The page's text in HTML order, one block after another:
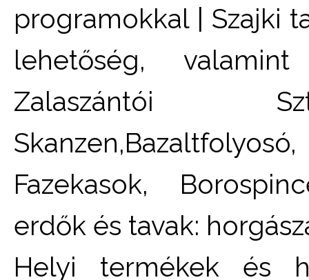
programokkal | Szajki
lehetőség,
Zalaszántói
Fazekasok,
erdők és tavak:
Helyi termékek és